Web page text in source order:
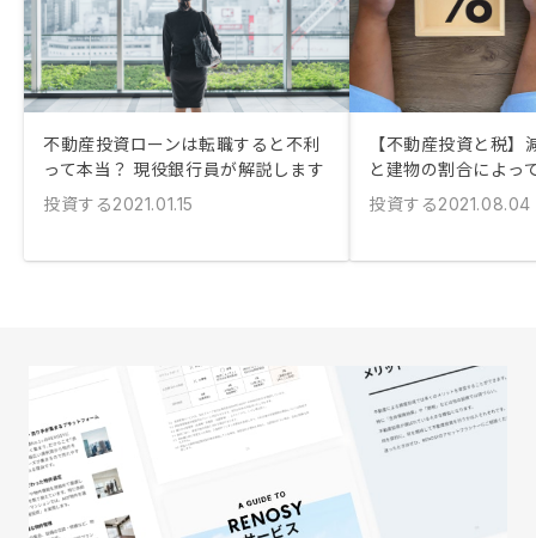
不動産投資ローンは転職すると不利
って本当？ 現役銀行員が解説します
投資する2021.01.15
【不動産投資と税
と建物の割合によっ
投資する2021.08.04